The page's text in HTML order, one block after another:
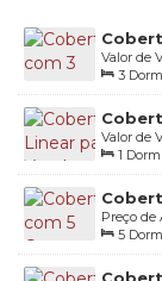
Valor de
Janeiro,
3
Total: 201
Valor de
704,
Brasil
1
Total: 56
Preço de
Andrade,
Janeiro,
5
Total: 450